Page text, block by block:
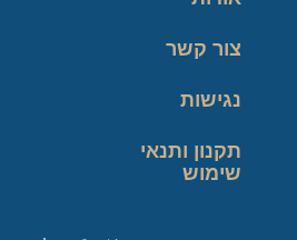
צור קשר
נגישות
תקנון ותנאי
שימוש